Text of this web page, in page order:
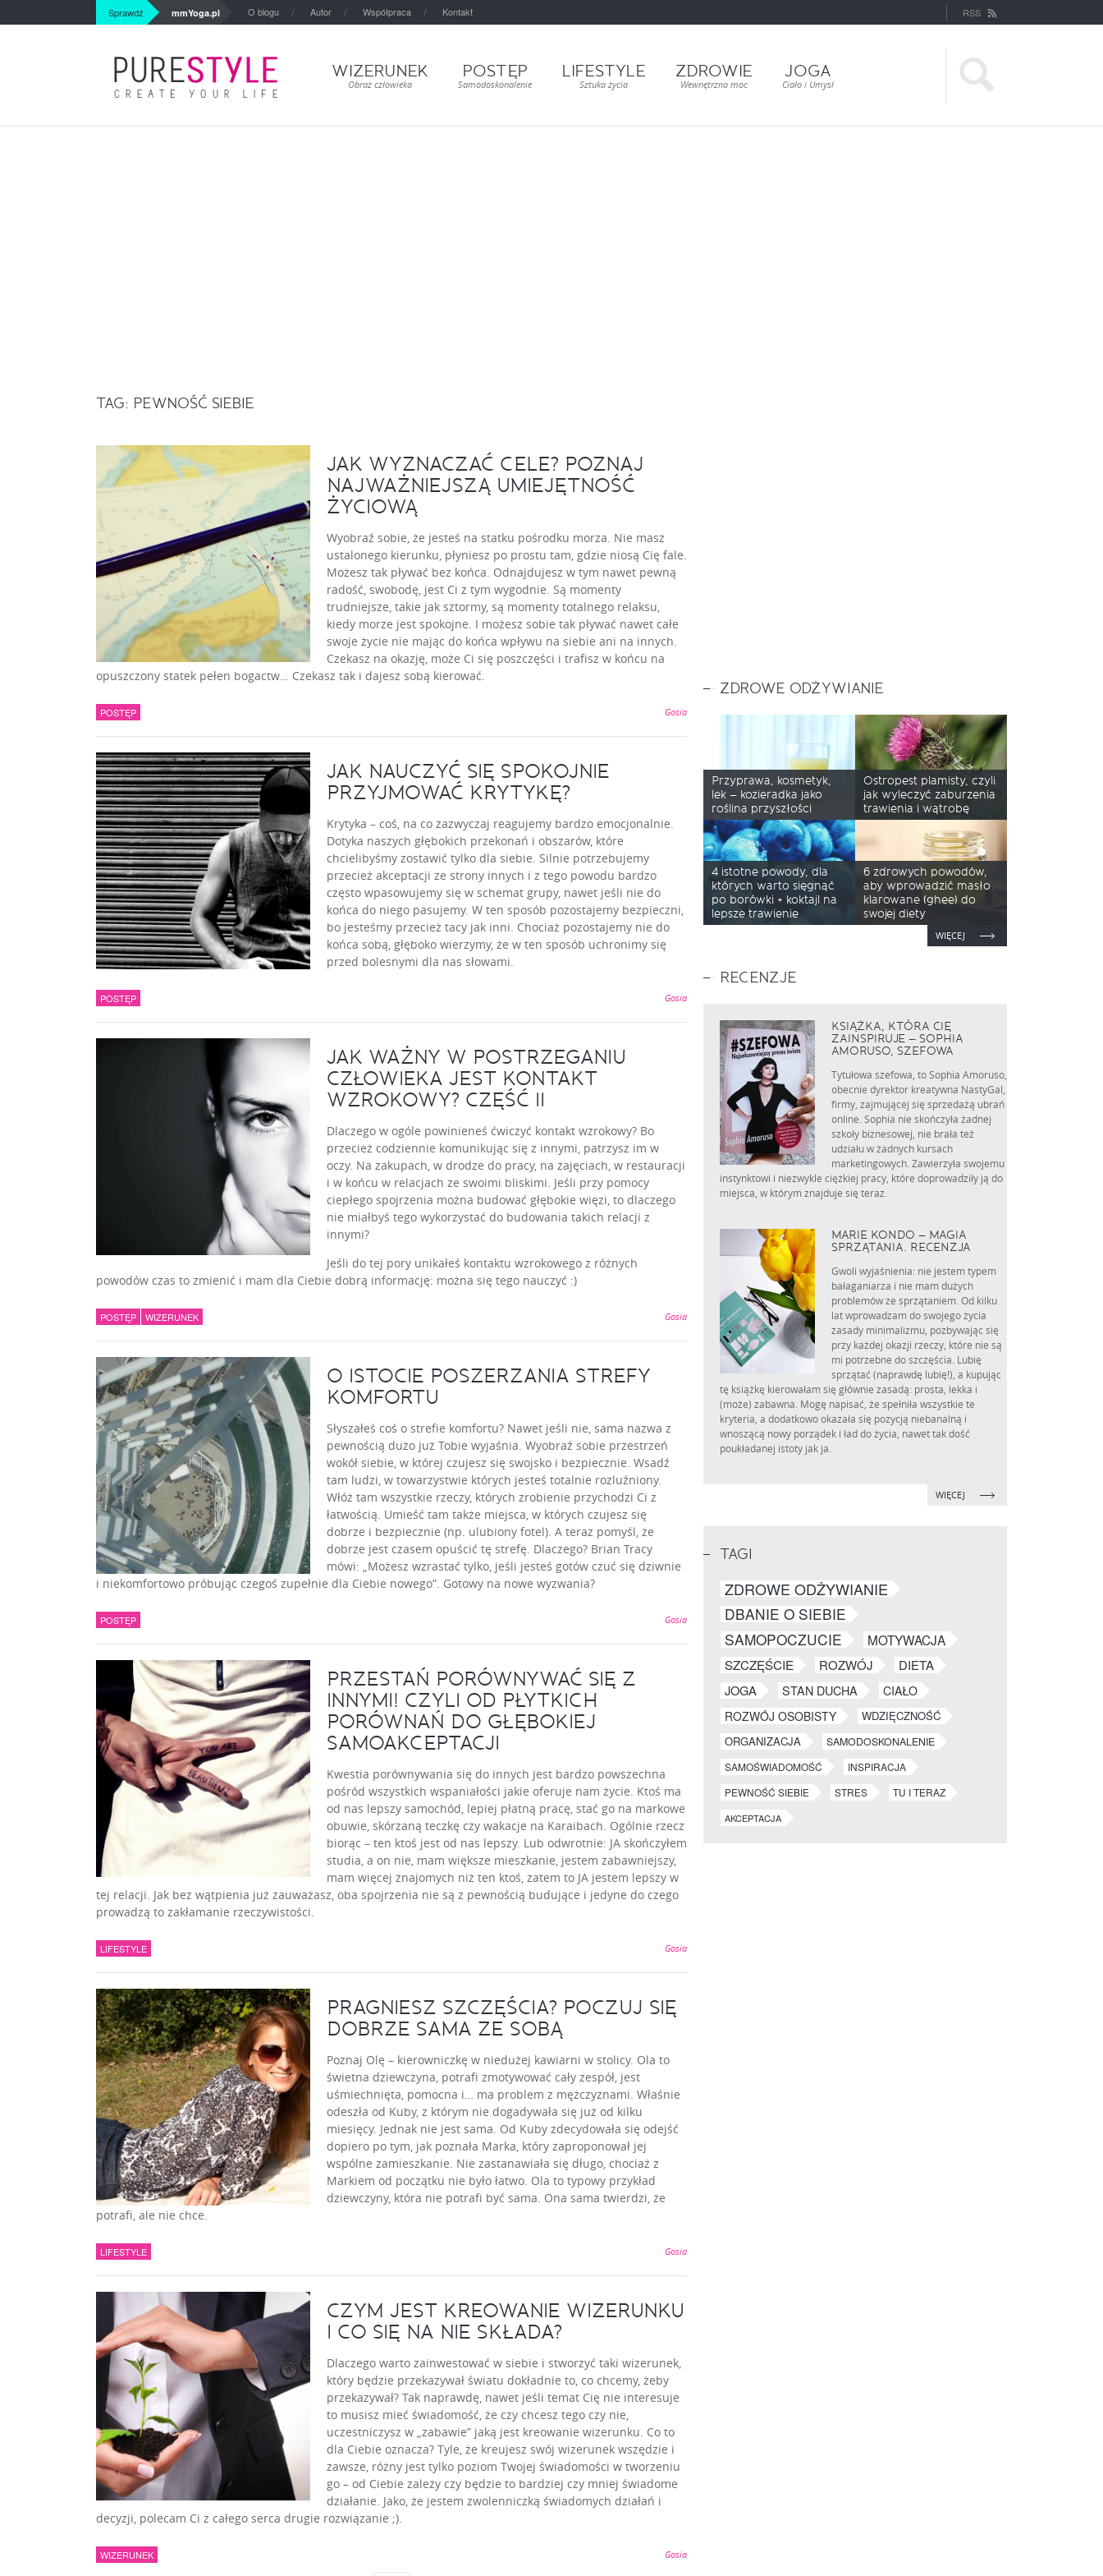
WIZERUNEK
Obraz człowieka
POSTĘP
Samodoskonalenie
LIFESTYLE
Sztuka życia
ZDROWIE
Wewnętrzna moc
JOGA
Ciało i Umysł
Sprawdź mmYoga.pl O blogu Autor Współpraca Kontakt RSS
TAG: PEWNOŚĆ SIEBIE
JAK WYZNACZAĆ CELE? POZNAJ
NAJWAŻNIEJSZĄ UMIEJĘTNOŚĆ
ŻYCIOWĄ
Wyobraź sobie, że jesteś na statku pośrodku morza. Nie masz
ustalonego kierunku, płyniesz po prostu tam, gdzie niosą Cię fale.
Możesz tak pływać bez końca. Odnajdujesz w tym nawet pewną
radość, swobodę, jest Ci z tym wygodnie. Są momenty
trudniejsze, takie jak sztormy, są momenty totalnego relaksu,
kiedy morze jest spokojne. I możesz sobie tak pływać nawet całe
swoje życie nie mając do końca wpływu na siebie ani na innych.
Czekasz na okazję, może Ci się poszczęści i trafisz w końcu na
opuszczony statek pełen bogactw… Czekasz tak i dajesz sobą kierować.
POSTĘP Gosia
JAK NAUCZYĆ SIĘ SPOKOJNIE
PRZYJMOWAĆ KRYTYKĘ?
Krytyka – coś, na co zazwyczaj reagujemy bardzo emocjonalnie.
Dotyka naszych głębokich przekonań i obszarów, które
chcielibyśmy zostawić tylko dla siebie. Silnie potrzebujemy
przecież akceptacji ze strony innych i z tego powodu bardzo
często wpasowujemy się w schemat grupy, nawet jeśli nie do
końca do niego pasujemy. W ten sposób pozostajemy bezpieczni,
bo jesteśmy przecież tacy jak inni. Chociaż pozostajemy nie do
końca sobą, głęboko wierzymy, że w ten sposób uchronimy się
przed bolesnymi dla nas słowami.
POSTĘP Gosia
JAK WAŻNY W POSTRZEGANIU
CZŁOWIEKA JEST KONTAKT
WZROKOWY? CZĘŚĆ II
Dlaczego w ogóle powinieneś ćwiczyć kontakt wzrokowy? Bo
przecież codziennie komunikując się z innymi, patrzysz im w
oczy. Na zakupach, w drodze do pracy, na zajęciach, w restauracji
i w końcu w relacjach ze swoimi bliskimi. Jeśli przy pomocy
ciepłego spojrzenia można budować głębokie więzi, to dlaczego
nie miałbyś tego wykorzystać do budowania takich relacji z
innymi?
Jeśli do tej pory unikałeś kontaktu wzrokowego z różnych
powodów czas to zmienić i mam dla Ciebie dobrą informację: można się tego nauczyć :)
POSTĘP WIZERUNEK Gosia
O ISTOCIE POSZERZANIA STREFY
KOMFORTU
Słyszałeś coś o strefie komfortu? Nawet jeśli nie, sama nazwa z
pewnością dużo już Tobie wyjaśnia. Wyobraź sobie przestrzeń
wokół siebie, w której czujesz się swojsko i bezpiecznie. Wsadź
tam ludzi, w towarzystwie których jesteś totalnie rozluźniony.
Włóż tam wszystkie rzeczy, których zrobienie przychodzi Ci z
łatwością. Umieść tam także miejsca, w których czujesz się
dobrze i bezpiecznie (np. ulubiony fotel). A teraz pomyśl, że
dobrze jest czasem opuścić tę strefę. Dlaczego? Brian Tracy
mówi: „Możesz wzrastać tylko, jeśli jesteś gotów czuć się dziwnie
i niekomfortowo próbując czegoś zupełnie dla Ciebie nowego”. Gotowy na nowe wyzwania?
POSTĘP Gosia
PRZESTAŃ PORÓWNYWAĆ SIĘ Z
INNYMI! CZYLI OD PŁYTKICH
PORÓWNAŃ DO GŁĘBOKIEJ
SAMOAKCEPTACJI
Kwestia porównywania się do innych jest bardzo powszechna
pośród wszystkich wspaniałości jakie oferuje nam życie. Ktoś ma
od nas lepszy samochód, lepiej płatną pracę, stać go na markowe
obuwie, skórzaną teczkę czy wakacje na Karaibach. Ogólnie rzecz
biorąc – ten ktoś jest od nas lepszy. Lub odwrotnie: JA skończyłem
studia, a on nie, mam większe mieszkanie, jestem zabawniejszy,
mam więcej znajomych niż ten ktoś, zatem to JA jestem lepszy w
tej relacji. Jak bez wątpienia już zauważasz, oba spojrzenia nie są z pewnością budujące i jedyne do czego
prowadzą to zakłamanie rzeczywistości.
LIFESTYLE Gosia
PRAGNIESZ SZCZĘŚCIA? POCZUJ SIĘ
DOBRZE SAMA ZE SOBĄ
Poznaj Olę – kierowniczkę w niedużej kawiarni w stolicy. Ola to
świetna dziewczyna, potrafi zmotywować cały zespół, jest
uśmiechnięta, pomocna i… ma problem z mężczyznami. Właśnie
odeszła od Kuby, z którym nie dogadywała się już od kilku
miesięcy. Jednak nie jest sama. Od Kuby zdecydowała się odejść
dopiero po tym, jak poznała Marka, który zaproponował jej
wspólne zamieszkanie. Nie zastanawiała się długo, chociaż z
Markiem od początku nie było łatwo. Ola to typowy przykład
dziewczyny, która nie potrafi być sama. Ona sama twierdzi, że
potrafi, ale nie chce.
LIFESTYLE Gosia
CZYM JEST KREOWANIE WIZERUNKU
I CO SIĘ NA NIE SKŁADA?
Dlaczego warto zainwestować w siebie i stworzyć taki wizerunek,
który będzie przekazywał światu dokładnie to, co chcemy, żeby
przekazywał? Tak naprawdę, nawet jeśli temat Cię nie interesuje
to musisz mieć świadomość, że czy chcesz tego czy nie,
uczestniczysz w „zabawie” jaką jest kreowanie wizerunku. Co to
dla Ciebie oznacza? Tyle, że kreujesz swój wizerunek wszędzie i
zawsze, różny jest tylko poziom Twojej świadomości w tworzeniu
go – od Ciebie zależy czy będzie to bardziej czy mniej świadome
działanie. Jako, że jestem zwolenniczką świadomych działań i
decyzji, polecam Ci z całego serca drugie rozwiązanie ;).
WIZERUNEK Gosia
ZDROWE ODŻYWIANIE
Przyprawa, kosmetyk,
lek – kozieradka jako
roślina przyszłości
Ostropest plamisty, czyli
jak wyleczyć zaburzenia
trawienia i wątrobę
4 istotne powody, dla
których warto sięgnąć
po borówki + koktajl na
lepsze trawienie
6 zdrowych powodów,
aby wprowadzić masło
klarowane (ghee) do
swojej diety
WIĘCEJ
RECENZJE
KSIĄŻKA, KTÓRA CIĘ
ZAINSPIRUJE – SOPHIA
AMORUSO, SZEFOWA
Tytułowa szefowa, to Sophia Amoruso,
obecnie dyrektor kreatywna NastyGal,
firmy, zajmującej się sprzedażą ubrań
online. Sophia nie skończyła żadnej
szkoły biznesowej, nie brała też
udziału w żadnych kursach
marketingowych. Zawierzyła swojemu
instynktowi i niezwykle ciężkiej pracy, które doprowadziły ją do
miejsca, w którym znajduje się teraz.
MARIE KONDO – MAGIA
SPRZĄTANIA. RECENZJA
Gwoli wyjaśnienia: nie jestem typem
bałaganiarza i nie mam dużych
problemów ze sprzątaniem. Od kilku
lat wprowadzam do swojego życia
zasady minimalizmu, pozbywając się
przy każdej okazji rzeczy, które nie są
mi potrzebne do szczęścia. Lubię
sprzątać (naprawdę lubię!), a kupując
tę książkę kierowałam się głównie zasadą: prosta, lekka i
(może) zabawna. Mogę napisać, że spełniła wszystkie te
kryteria, a dodatkowo okazała się pozycją niebanalną i
wnoszącą nowy porządek i ład do życia, nawet tak dość
poukładanej istoty jak ja.
WIĘCEJ
TAGI
ZDROWE ODŻYWIANIE
DBANIE O SIEBIE
SAMOPOCZUCIE
MOTYWACJA
SZCZĘŚCIE ROZWÓJ
DIETA
JOGA
STAN DUCHA
CIAŁO
ROZWÓJ OSOBISTY
WDZIĘCZNOŚĆ
ORGANIZACJA
SAMODOSKONALENIE
SAMOŚWIADOMOŚĆ
INSPIRACJA
PEWNOŚĆ SIEBIE
STRES TU I TERAZ
AKCEPTACJA